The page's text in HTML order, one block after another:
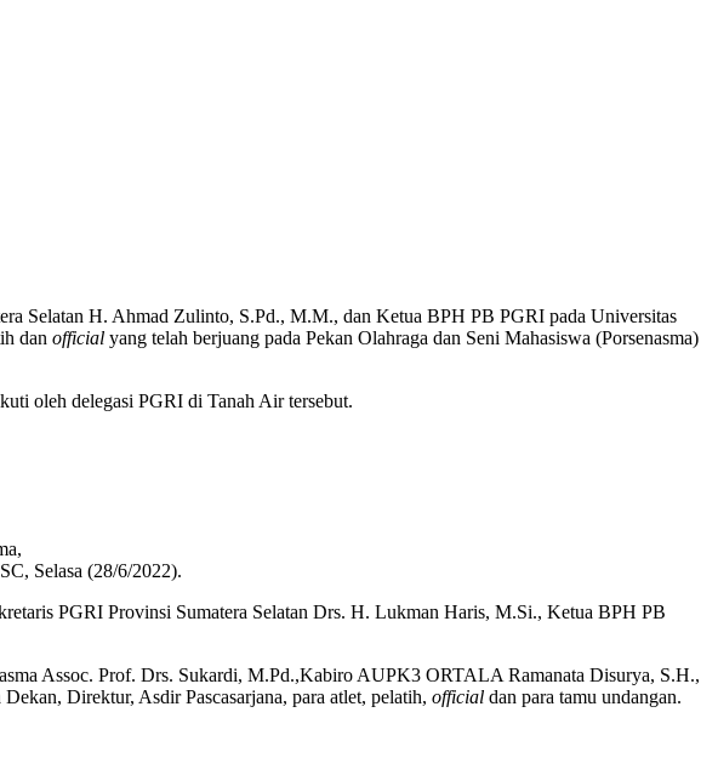
Selatan H. Ahmad Zulinto, S.Pd., M.M., dan Ketua BPH PB PGRI pada Universitas
dan official yang telah berjuang pada Pekan Olahraga dan Seni Mahasiswa (Porsenasma)
oleh delegasi PGRI di Tanah Air tersebut.
Selasa (28/6/2022).
PGRI Provinsi Sumatera Selatan Drs. H. Lukman Haris, M.Si., Ketua BPH PB
Assoc. Prof. Drs. Sukardi, M.Pd.,Kabiro AUPK3 ORTALA Ramanata Disurya, S.H.,
Direktur, Asdir Pascasarjana, para atlet, pelatih, official dan para tamu undangan.